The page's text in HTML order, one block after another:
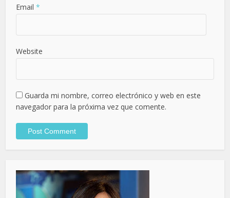
Email *
Website
Guarda mi nombre, correo electrónico y web en este
navegador para la próxima vez que comente.